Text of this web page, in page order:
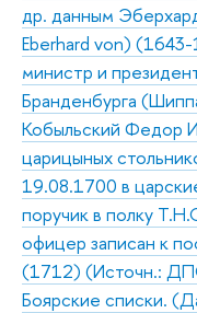
др. данным
Eberhard von)
министр и
Бранденбурга
Кобыльский Федор
царицыных
19.08.1700 в
поручик в полку
офицер записан к
(1712) (Источн.:
Боярские списки.